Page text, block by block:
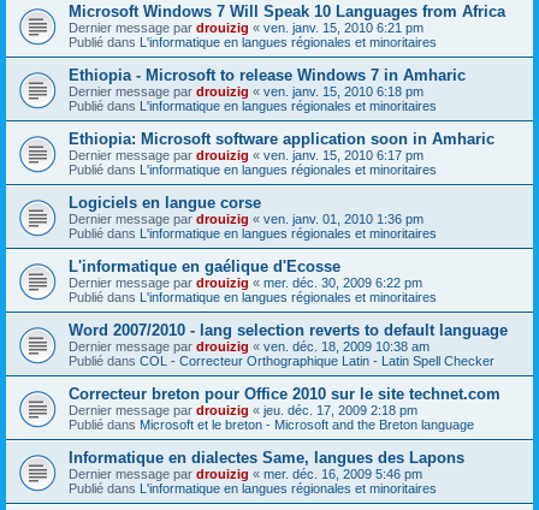
Microsoft Windows 7 Will Speak 10 Languages from Africa
Dernier message par drouizig « ven. janv. 15, 2010 6:21 pm
Publié dans L'informatique en langues régionales et minoritaires
Ethiopia - Microsoft to release Windows 7 in Amharic
Dernier message par drouizig « ven. janv. 15, 2010 6:18 pm
Publié dans L'informatique en langues régionales et minoritaires
Ethiopia: Microsoft software application soon in Amharic
Dernier message par drouizig « ven. janv. 15, 2010 6:17 pm
Publié dans L'informatique en langues régionales et minoritaires
Logiciels en langue corse
Dernier message par drouizig « ven. janv. 01, 2010 1:36 pm
Publié dans L'informatique en langues régionales et minoritaires
L'informatique en gaélique d'Ecosse
Dernier message par drouizig « mer. déc. 30, 2009 6:22 pm
Publié dans L'informatique en langues régionales et minoritaires
Word 2007/2010 - lang selection reverts to default language
Dernier message par drouizig « ven. déc. 18, 2009 10:38 am
Publié dans COL - Correcteur Orthographique Latin - Latin Spell Checker
Correcteur breton pour Office 2010 sur le site technet.com
Dernier message par drouizig « jeu. déc. 17, 2009 2:18 pm
Publié dans Microsoft et le breton - Microsoft and the Breton language
Informatique en dialectes Same, langues des Lapons
Dernier message par drouizig « mer. déc. 16, 2009 5:46 pm
Publié dans L'informatique en langues régionales et minoritaires